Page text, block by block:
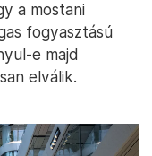
a mostani
fogyasztású
e majd
elválik.